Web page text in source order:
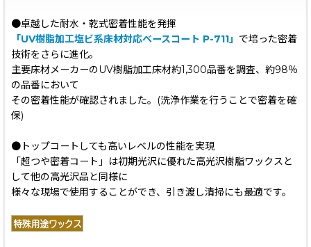
●卓越した耐水・乾式密着性能を発揮
「UV樹脂加工塩ビ系床材対応ベースコート P-711」 で培った密着
技術をさらに進化。
主要床材メーカーのUV樹脂加工床材約1,300品番を調査、約98％
の品番において
その密着性能が確認されました。(洗浄作業を行うことで密着を確
保)
●トップコートしても高いレベルの性能を実現
「超つや密着コート」は初期光沢に優れた高光沢樹脂ワックスと
して他の高光沢品と同様に
様々な現場で使用することができ、引き渡し清掃にも最適です。